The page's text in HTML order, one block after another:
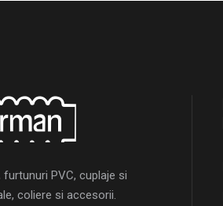
PVC, cuplaje si
coliere si accesorii.